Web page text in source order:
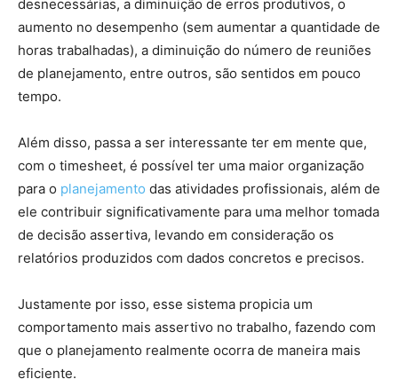
desnecessárias, a diminuição de erros produtivos, o
aumento no desempenho (sem aumentar a quantidade de
horas trabalhadas), a diminuição do número de reuniões
de planejamento, entre outros, são sentidos em pouco
tempo.
Além disso, passa a ser interessante ter em mente que,
com o timesheet, é possível ter uma maior organização
para o planejamento das atividades profissionais, além de
ele contribuir significativamente para uma melhor tomada
de decisão assertiva, levando em consideração os
relatórios produzidos com dados concretos e precisos.
Justamente por isso, esse sistema propicia um
comportamento mais assertivo no trabalho, fazendo com
que o planejamento realmente ocorra de maneira mais
eficiente.